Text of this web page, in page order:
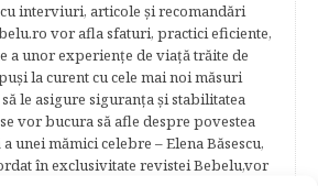
interviuri, articole şi recomandări
vor afla sfaturi, practici eficiente,
a unor experienţe de viaţă trăite de
la curent cu cele mai noi măsuri
le asigure siguranţa şi stabilitatea
vor bucura să afle despre povestea
unei mămici celebre – Elena Băsescu,
în exclusivitate revistei Bebelu,vor